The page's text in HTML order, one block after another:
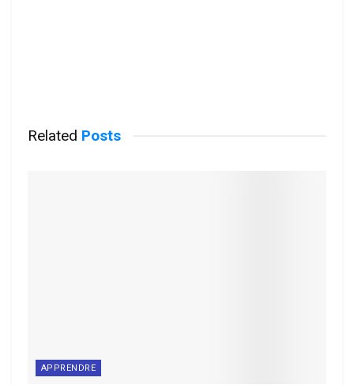
Related Posts
APPRENDRE